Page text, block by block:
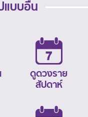
แบบอื่น
ดูดวงราย
สัปดาห์